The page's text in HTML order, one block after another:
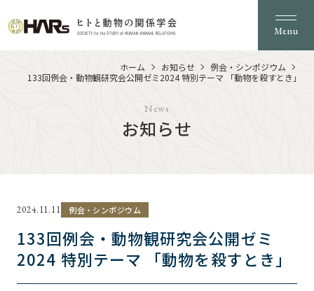
Menu
ホーム お知らせ
例会・シンポジウム
133回例会・動物観研究会公開ゼミ2024 特別テーマ 「動物を殺すとき」
News
お知らせ
2024.11.11 例会・シンポジウム
133回例会・動物観研究会公開ゼミ
2024 特別テーマ 「動物を殺すとき」